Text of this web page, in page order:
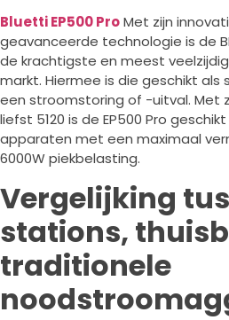
Bluetti EP500 ProMet zijn
geavanceerde technologie is de
de krachtigste en meest
markt. Hiermee is die geschikt
een stroomstoring of -uitval. Met
liefst 5120 is de EP500 Pro
apparaten met een maximaal
6000W piekbelasting.
Vergelijking
stations,
traditionele